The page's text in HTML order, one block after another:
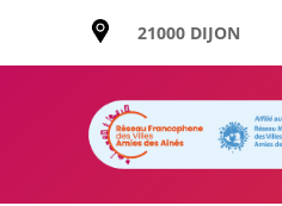
21000 DIJON